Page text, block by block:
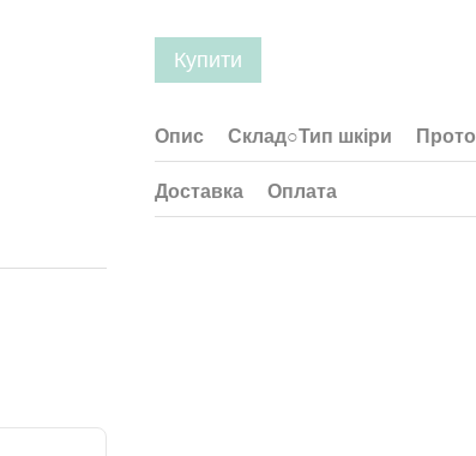
Купити
Опис Склад○Тип шкіри
Доставка Оплата